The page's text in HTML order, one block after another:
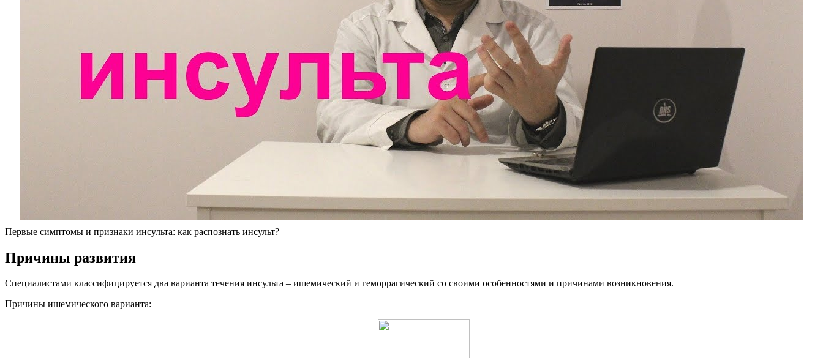
Первые симптомы и признаки инсульта: как распознать инсульт?
Причины развития
Специалистами классифицируется два варианта течения инсульта – ишемический и геморрагический со своими особенностями и причинами возникновения.
Причины ишемического варианта: